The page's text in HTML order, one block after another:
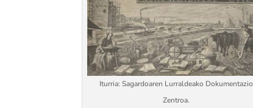
Iturria: Sagardoaren Lurraldeako Dokumentazio
Zentroa.